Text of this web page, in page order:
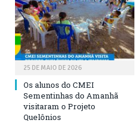
25 DE MAIO DE 2026
Os alunos do CMEI
Sementinhas do Amanhã
visitaram o Projeto
Quelônios